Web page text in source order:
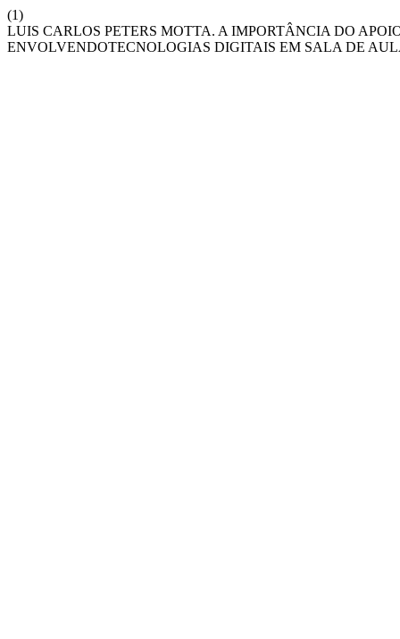
(1)
LUIS CARLOS PETERS MOTTA. A IMPORTÂNCIA DO
ENVOLVENDOTECNOLOGIAS DIGITAIS EM SALA DE